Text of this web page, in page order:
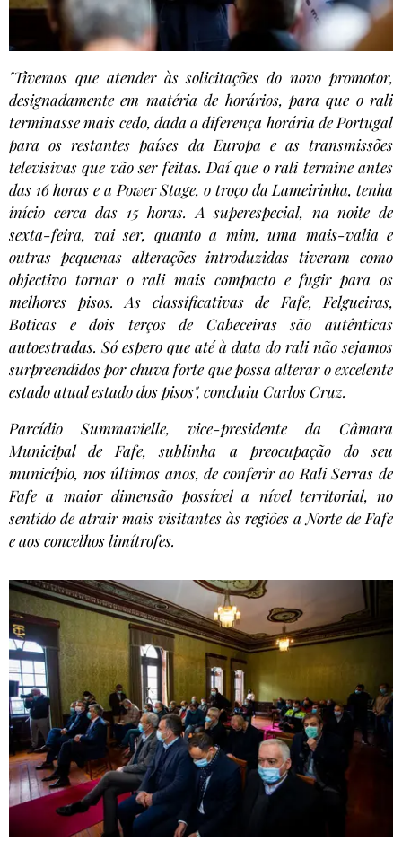
"Tivemos que atender às solicitações do novo promotor,
designadamente em matéria de horários, para que o rali
terminasse mais cedo, dada a diferença horária de Portugal
para os restantes países da Europa e as transmissões
televisivas que vão ser feitas. Daí que o rali termine antes
das 16 horas e a Power Stage, o troço da Lameirinha, tenha
início cerca das 15 horas. A superespecial, na noite de
sexta-feira, vai ser, quanto a mim, uma mais-valia e
outras pequenas alterações introduzidas tiveram como
objectivo tornar o rali mais compacto e fugir para os
melhores pisos. As classificativas de Fafe, Felgueiras,
Boticas e dois terços de Cabeceiras são autênticas
autoestradas. Só espero que até à data do rali não sejamos
surpreendidos por chuva forte que possa alterar o excelente
estado atual estado dos pisos", concluiu Carlos Cruz.
Parcídio Summavielle, vice-presidente da Câmara
Municipal de Fafe, sublinha a preocupação do seu
município, nos últimos anos, de conferir ao Rali Serras de
Fafe a maior dimensão possível a nível territorial, no
sentido de atrair mais visitantes às regiões a Norte de Fafe
e aos concelhos limítrofes.